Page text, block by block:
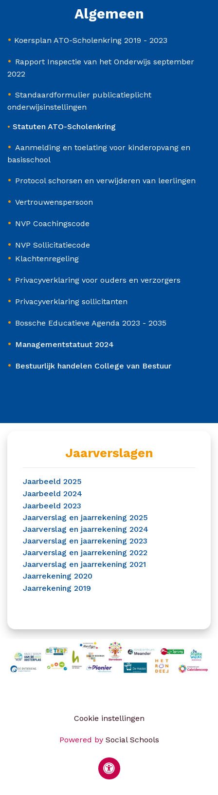
Algemeen
• Koersplan ATO-Scholenkring 2019 - 2023
• Rapport Inspectie van het Onderwijs september
2022
• Standaardformulier publicatieplicht
onderwijsinstellingen
• Statuten ATO-Scholenkring
• Aanmelding en toelating voor kinderopvang en
basisschool
• Protocol schorsen en verwijderen van leerlingen
• Vertrouwenspersoon
• NVP Coachingscode
• NVP Sollicitatiecode
• Klachtenregeling
• Privacyverklaring voor ouders en verzorgers
• Privacyverklaring sollicitanten
• Bossche Educatieve Agenda 2023 - 2035
• Managementstatuut 2024
• Bestuurlijk handelen College van Bestuur
Jaarverslagen
Jaarbeeld 2025
Jaarbeeld 2024
Jaarbeeld 2023
Jaarverslag en jaarrekening 2025
Jaarverslag en jaarrekening 2024
Jaarverslag en jaarrekening 2023
Jaarverslag en jaarrekening 2022
Jaarverslag en jaarrekening 2021
Jaarrekening 2020
Jaarrekening 2019
Cookie instellingen
Powered by Social Schools